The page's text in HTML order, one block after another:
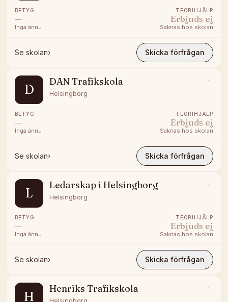
BETYG
—
Inga ännu
TEORIHJÄLP
Erbjuds ej
Saknas hos skolan
Se skolan› Skicka förfrågan
D
DAN Trafikskola
Helsingborg
BETYG
—
Inga ännu
TEORIHJÄLP
Erbjuds ej
Saknas hos skolan
Se skolan› Skicka förfrågan
L
Ledarskap i Helsingborg
Helsingborg
BETYG
—
Inga ännu
TEORIHJÄLP
Erbjuds ej
Saknas hos skolan
Se skolan› Skicka förfrågan
H
Henriks Trafikskola